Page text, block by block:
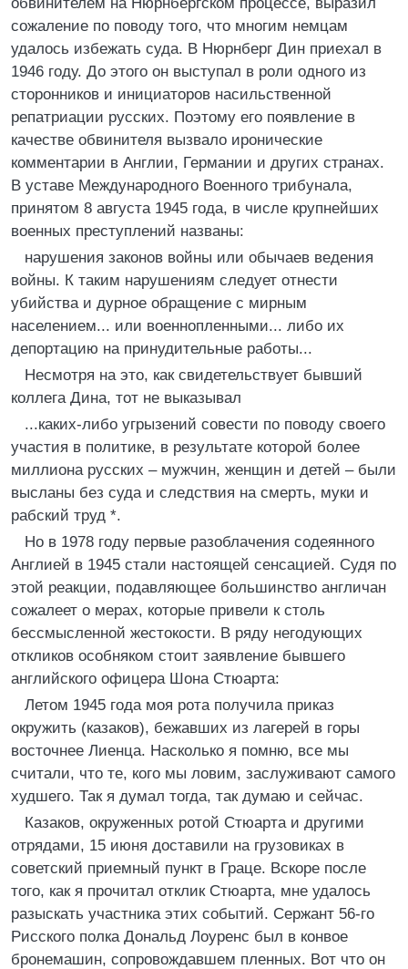
сожаление по поводу того, что многим немцам
удалось избежать суда. В Нюрнберг Дин приехал в
1946 году. До этого он выступал в роли одного из
сторонников и инициаторов насильственной
репатриации русских. Поэтому его появление в
качестве обвинителя вызвало иронические
комментарии в Англии, Германии и других странах.
В уставе Международного Военного трибунала,
принятом 8 августа 1945 года, в числе крупнейших
военных преступлений названы:
нарушения законов войны или обычаев ведения
войны. К таким нарушениям следует отнести
убийства и дурное обращение с мирным
населением... или военнопленными... либо их
депортацию на принудительные работы...
Несмотря на это, как свидетельствует бывший
коллега Дина, тот не выказывал
...каких-либо угрызений совести по поводу своего
участия в политике, в результате которой более
миллиона русских – мужчин, женщин и детей – были
высланы без суда и следствия на смерть, муки и
рабский труд *.
Но в 1978 году первые разоблачения содеянного
Англией в 1945 стали настоящей сенсацией. Судя по
этой реакции, подавляющее большинство англичан
сожалеет о мерах, которые привели к столь
бессмысленной жестокости. В ряду негодующих
откликов особняком стоит заявление бывшего
английского офицера Шона Стюарта:
Летом 1945 года моя рота получила приказ
окружить (казаков), бежавших из лагерей в горы
восточнее Лиенца. Насколько я помню, все мы
считали, что те, кого мы ловим, заслуживают самого
худшего. Так я думал тогда, так думаю и сейчас.
Казаков, окруженных ротой Стюарта и другими
отрядами, 15 июня доставили на грузовиках в
советский приемный пункт в Граце. Вскоре после
того, как я прочитал отклик Стюарта, мне удалось
разыскать участника этих событий. Сержант 56-го
Рисского полка Дональд Лоуренс был в конвое
бронемашин, сопровождавшем пленных. Вот что он